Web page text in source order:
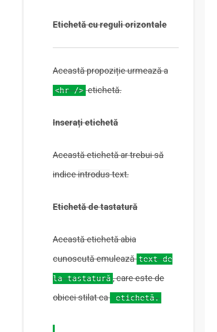
Etichetă cu reguli orizontale
Această propoziție urmează a
<hr /> etichetă.
Inserați etichetă
Această etichetă ar trebui să
indiceintrodustext.
Etichetă de tastatură
Această etichetă abia
cunoscută emulează text de
la tastatură , care este de
obicei stilat ca
etichetă.